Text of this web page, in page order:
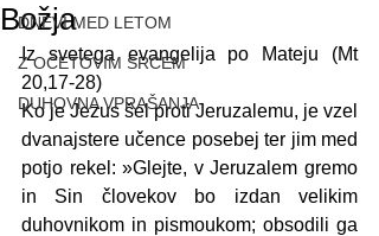
DNEVI MED LETOM
Z OČETOVIM SRCEM
DUHOVNA VPRAŠANJA
Božja
Iz svetega evangelija po Mateju (Mt
20,17-28)
Ko je Jezus šel proti Jeruzalemu, je vzel
dvanajstere učence posebej ter jim med
potjo rekel: »Glejte, v Jeruzalem gremo
in Sin človekov bo izdan velikim
duhovnikom in pismoukom; obsodili ga